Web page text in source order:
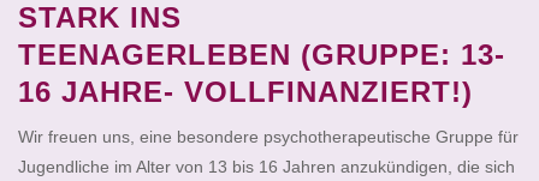
STARK INS
TEENAGERLEBEN (GRUPPE: 13-
16 JAHRE- VOLLFINANZIERT!)
Wir freuen uns, eine besondere psychotherapeutische Gruppe für
Jugendliche im Alter von 13 bis 16 Jahren anzukündigen, die sich